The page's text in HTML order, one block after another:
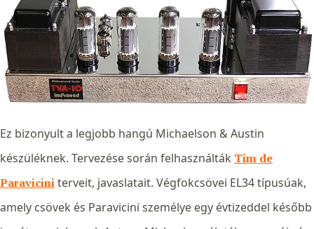
Ez bizonyult a legjobb hangú Michaelson & Austin
készüléknek. Tervezése során felhasználták Tim de
Paraviciniterveit, javaslatait. Végfokcsövei EL34 típusúak,
amely csövek és Paravicini személye egy évtizeddel később